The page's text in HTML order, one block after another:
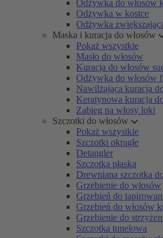
Odżywka do włosów
Odżywka w kostce
Odżywka
Maska i kuracja do włosów
Pokaż wszystkie
Masło do włosów
Kuracja do włosów
Odżywka do włosów
Nawilżająca kuracja
Keratynowa kuracja
Zabieg na włosy loki
Szczotki do włosów
Pokaż wszystkie
Szczotki okrągłe
Detangler
Szczotka płaska
Drewniana szczotka
Grzebienie do włosów
Grzebień do
Grzebień do włosów
Grzebienie do
Szczotka tunelowa